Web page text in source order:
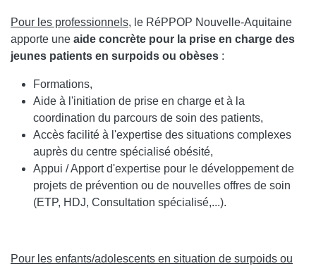
Pour les professionnels, le RéPPOP Nouvelle-Aquitaine
apporte une aide concrète pour la prise en charge des
jeunes patients en surpoids ou obèses :
Formations,
Aide à l'initiation de prise en charge et à la
coordination du parcours de soin des patients,
Accès facilité à l'expertise des situations complexes
auprès du centre spécialisé obésité,
Appui / Apport d'expertise pour le développement de
projets de prévention ou de nouvelles offres de soin
(ETP, HDJ, Consultation spécialisé,...).
Pour les enfants/adolescents en situation de surpoids ou